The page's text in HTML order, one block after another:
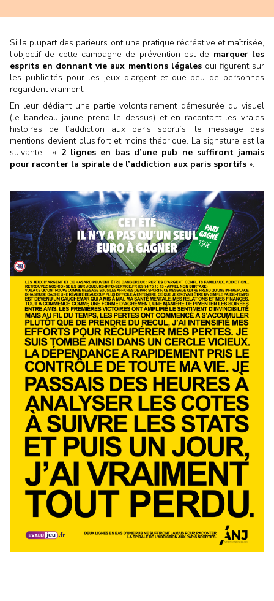
Si la plupart des parieurs ont une pratique récréative et maîtrisée,
l’objectif de cette campagne de prévention est de marquer les
esprits en donnant vie aux mentions légalesqui figurent sur
les publicités pour les jeux d’argent et que peu de personnes
regardent vraiment.
En leur dédiant une partie volontairement démesurée du visuel
(le bandeau jaune prend le dessus) et en racontant les vraies
histoires de l’addiction aux paris sportifs, le message des
mentions devient plus fort et moins théorique. La signature est la
suivante : « 2 lignes en bas d’une pub ne suffiront jamais
pour raconter la spirale de l’addiction aux paris sportifs ».